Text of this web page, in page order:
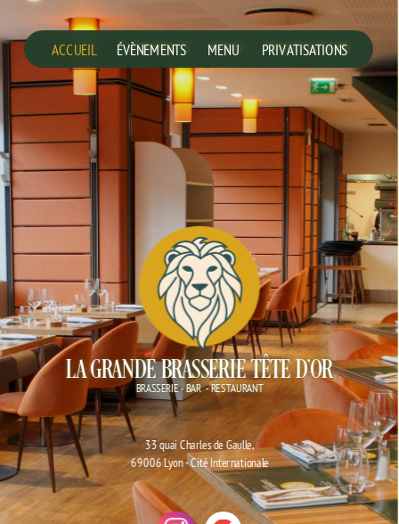
33 quai Charles de Gaulle,
69006 Lyon - Cité Internationale
LA GRANDE BRASSERIE TÊTE D'OR
BRASSERIE - BAR  - RESTAURANT
ÉVÈNEMENTS MENU PRIVATISATIONS
ACCUEIL